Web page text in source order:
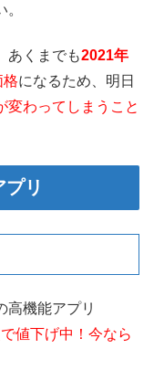
あくまでも2021年
格になるため、明日
変わってしまうこと
リ
高機能アプリ
値下げ中！今なら